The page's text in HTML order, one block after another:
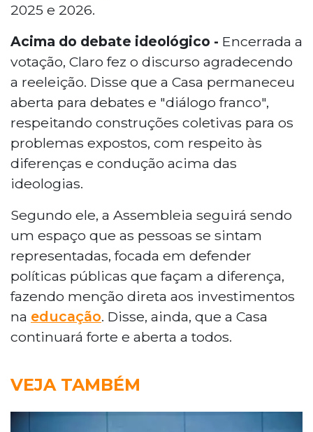
2025 e 2026.
Acima do debate ideológico - Encerrada a
votação, Claro fez o discurso agradecendo
a reeleição. Disse que a Casa permaneceu
aberta para debates e "diálogo franco",
respeitando construções coletivas para os
problemas expostos, com respeito às
diferenças e condução acima das
ideologias.
Segundo ele, a Assembleia seguirá sendo
um espaço que as pessoas se sintam
representadas, focada em defender
políticas públicas que façam a diferença,
fazendo menção direta aos investimentos
na educação. Disse, ainda, que a Casa
continuará forte e aberta a todos.
VEJA TAMBÉM